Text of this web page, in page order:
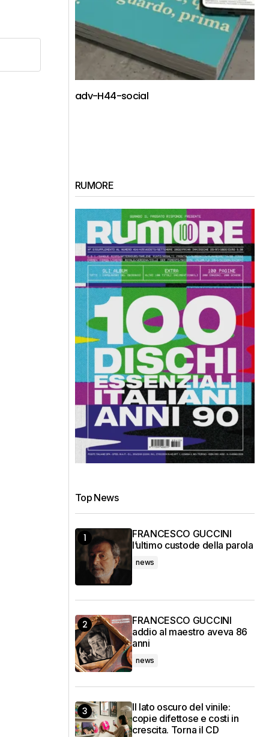
adv-H44-social
RUMORE
Top News
FRANCESCO GUCCINI
l’ultimo custode della parola
news
FRANCESCO GUCCINI
addio al maestro aveva 86
anni
news
Il lato oscuro del vinile:
copie difettose e costi in
crescita. Torna il CD